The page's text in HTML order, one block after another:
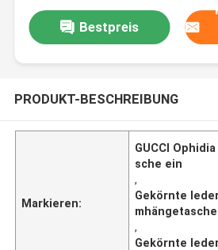
Bestpreis
PRODUKT-BESCHREIBUNG
Markieren:
GUCCI
sche ein
,
Gekörnte
mhängetasche
,
Gekörnte